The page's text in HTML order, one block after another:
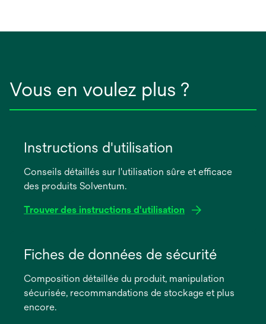
Vous en voulez plus ?
Instructions d'utilisation
Conseils détaillés sur l'utilisation sûre et efficace
des produits Solventum.
Trouver des instructions d'utilisation
dans
nouvel
onglet
Fiches de données de sécurité
Composition détaillée du produit, manipulation
sécurisée, recommandations de stockage et plus
encore.